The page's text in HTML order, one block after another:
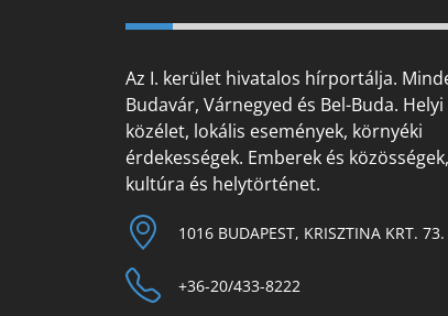
Az I. kerület hivatalos hírportálja.
Budavár, Várnegyed és Bel-Buda. Helyi
közélet, lokális események, környéki
érdekességek. Emberek és közösségek,
kultúra és helytörténet.
1016 BUDAPEST, KRISZTINA KRT. 73.
+36-20/433-8222